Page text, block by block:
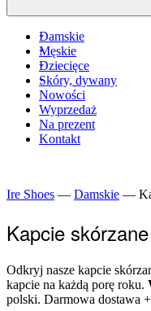
Damskie
Męskie
Dziecięce
Skóry, dywany
Nowości
Wyprzedaż
Na prezent
Kontakt
Ire Shoes — Damskie —
Kapcie
Odkryj nasze kapcie
kapcie na każdą porę roku.
polski. Darmowa dostawa +